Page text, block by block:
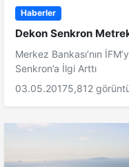
Haberler
Dekon Senkron
Merkez Bankası’nın
Senkron’a İlgi Arttı
03.05.20175,812